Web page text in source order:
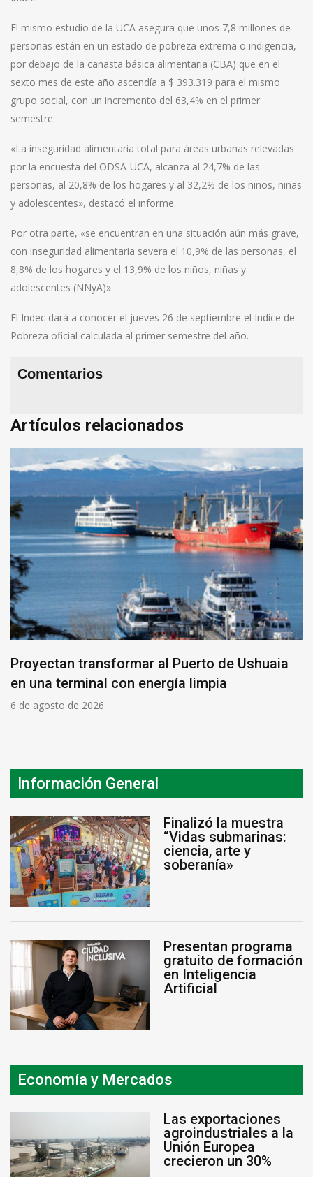
El mismo estudio de la UCA asegura que unos 7,8 millones de
personas están en un estado de pobreza extrema o indigencia,
por debajo de la canasta básica alimentaria (CBA) que en el
sexto mes de este año ascendía a $ 393.319 para el mismo
grupo social, con un incremento del 63,4% en el primer
semestre.
«La inseguridad alimentaria total para áreas urbanas relevadas
por la encuesta del ODSA-UCA, alcanza al 24,7% de las
personas, al 20,8% de los hogares y al 32,2% de los niños, niñas
y adolescentes», destacó el informe.
Por otra parte, «se encuentran en una situación aún más grave,
con inseguridad alimentaria severa el 10,9% de las personas, el
8,8% de los hogares y el 13,9% de los niños, niñas y
adolescentes (NNyA)».
El Indec dará a conocer el jueves 26 de septiembre el Indice de
Pobreza oficial calculada al primer semestre del año.
Comentarios
Artículos relacionados
Proyectan transformar al Puerto de Ushuaia
en una terminal con energía limpia
6 de agosto de 2026
Información General
Finalizó la muestra
“Vidas submarinas:
ciencia, arte y
soberanía»
Presentan programa
gratuito de formación
en Inteligencia
Artificial
Economía y Mercados
Las exportaciones
agroindustriales a la
Unión Europea
crecieron un 30%